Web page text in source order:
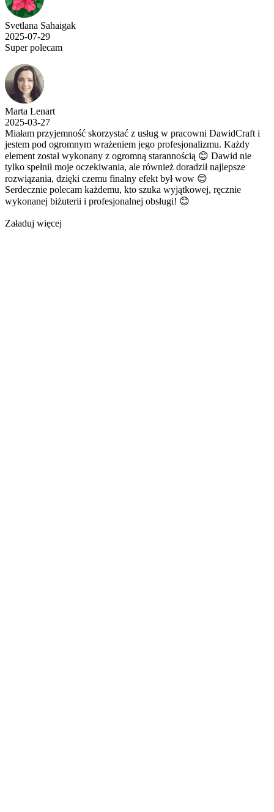
Svetlana Sahaigak
2025-07-29
Super polecam
Marta Lenart
2025-03-27
Miałam przyjemność skorzystać z usług w pracowni DawidCraft i
jestem pod ogromnym wrażeniem jego profesjonalizmu. Każdy
element został wykonany z ogromną starannością 😊 Dawid nie
tylko spełnił moje oczekiwania, ale również doradził najlepsze
rozwiązania, dzięki czemu finalny efekt był wow 😊
Serdecznie polecam każdemu, kto szuka wyjątkowej, ręcznie
wykonanej biżuterii i profesjonalnej obsługi! 😊
Załaduj więcej